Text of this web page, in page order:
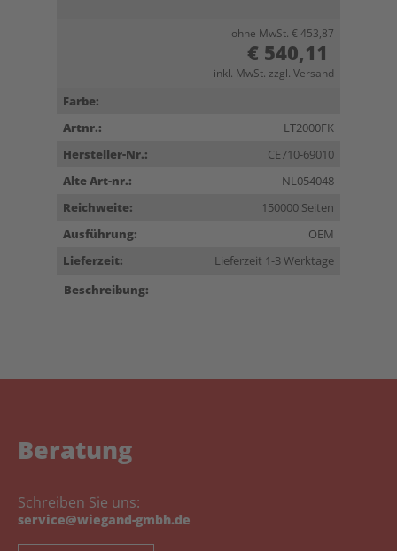
ohne MwSt. € 453,87
€ 540,11
inkl. MwSt. zzgl. Versand
Farbe:
Artnr.:
LT2000FK
Hersteller-Nr.:
CE710-69010
Alte Art-nr.:
NL054048
Reichweite:
150000 Seiten
Ausführung:
OEM
Lieferzeit:
Lieferzeit 1-3 Werktage
Beschreibung:
Beratung
Schreiben Sie uns:
service@wiegand-gmbh.de